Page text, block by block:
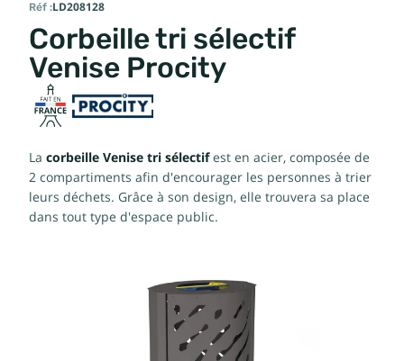
Réf :LD208128
Corbeille tri sélectif
Venise Procity
La corbeille Venise tri sélectifest en acier, composée de
2 compartiments afin d'encourager les personnes à trier
leurs déchets. Grâce à son design, elle trouvera sa place
dans tout type d'espace public.